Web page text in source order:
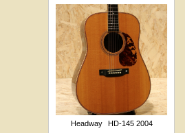
Headway HD-145 2004